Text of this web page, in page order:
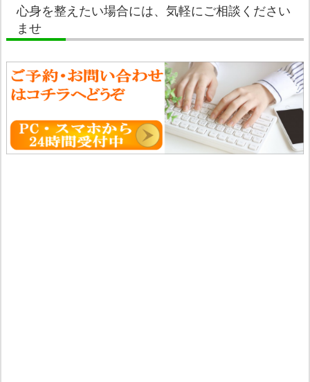
心身を整えたい場合には、気軽にご相談ください
ませ